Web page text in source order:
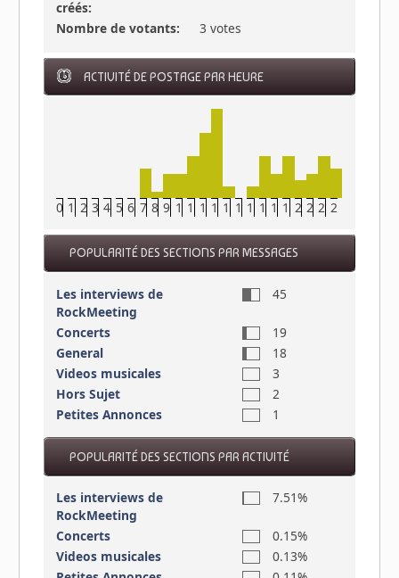
créés:
Nombre de votants: 3 votes
ACTIVITÉ DE POSTAGE PAR HEURE
0 1 2 3 4 5 6 7 8 9 1011121314151617181920212223
POPULARITÉ DES SECTIONS PAR MESSAGES
Les interviews de
RockMeeting
45
Concerts
19
General
18
Videos musicales
3
Hors Sujet
2
Petites Annonces
1
POPULARITÉ DES SECTIONS PAR ACTIVITÉ
Les interviews de
RockMeeting
7.51%
Concerts
0.15%
Videos musicales
0.13%